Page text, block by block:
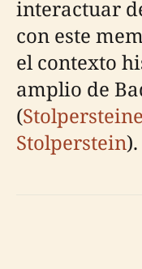
interactuar
con este
el contexto
amplio de
(
Stolperstein).